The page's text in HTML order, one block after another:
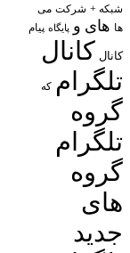
شبکه + شرکت می
ها های و پایگاه پیام
کانال کانال
تلگرام که
گروه
تلگرام
گروه
های
جدید